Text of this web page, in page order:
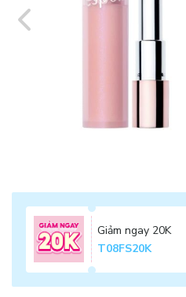
Giảm ngay 20K
T08FS20K